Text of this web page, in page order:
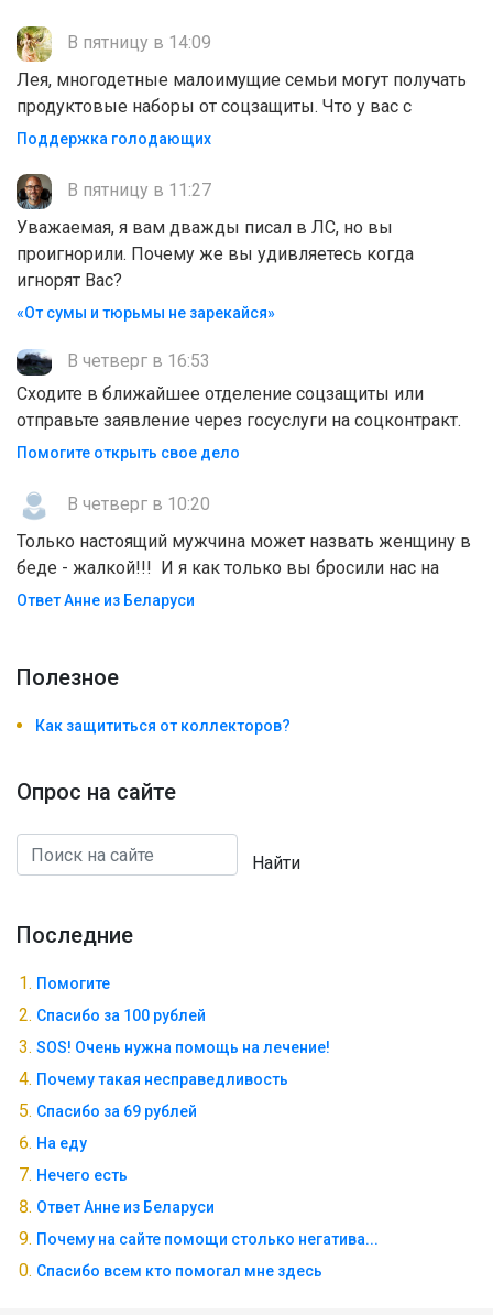
В пятницу в 14:09
Лея, многодетные малоимущие семьи могут получать
продуктовые наборы от соцзащиты. Что у вас с
Поддержка голодающих
В пятницу в 11:27
Уважаемая, я вам дважды писал в ЛС, но вы
проигнорили. Почему же вы удивляетесь когда
игнорят Вас?
«От сумы и тюрьмы не зарекайся»
В четверг в 16:53
Сходите в ближайшее отделение соцзащиты или
отправьте заявление через госуслуги на соцконтракт.
Помогите открыть свое дело
В четверг в 10:20
Только настоящий мужчина может назвать женщину в
беде - жалкой!!! И я как только вы бросили нас на
Ответ Анне из Беларуси
Полезноe
Как защититься от коллекторов?
Опрос на сайте
Найти
Последние
Помогите
Спасибо за 100 рублей
SOS! Очень нужна помощь на лечение!
Почему такая несправедливость
Спасибо за 69 рублей
На еду
Нечего есть
Ответ Анне из Беларуси
Почему на сайте помощи столько негатива...
Спасибо всем кто помогал мне здесь